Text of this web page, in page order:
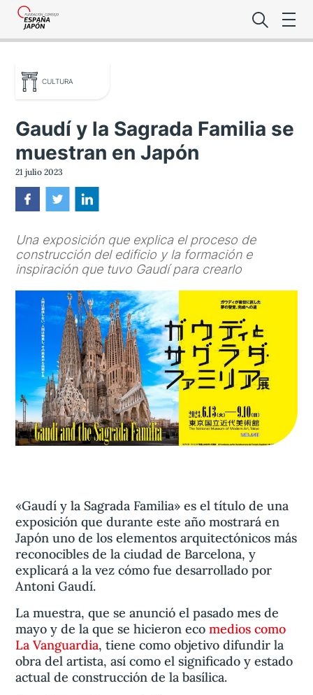
Lo último de la
Premio de
Noticias
Aviso legal
de privacidad
Contacta
CULTURA
Gaudí y la Sagrada Familia se
muestran en Japón
21 julio 2023
Una exposición que explica el proceso de
construcción del edificio y la formación e
inspiración que tuvo Gaudí para crearlo
«Gaudí y la Sagrada Familia» es el título de una
exposición que durante este año mostrará en
Japón uno de los elementos arquitectónicos más
reconocibles de la ciudad de Barcelona, y
explicará a la vez cómo fue desarrollado por
Antoni Gaudí.
La muestra, que se anunció el pasado mes de
mayo y de la que se hicieron ecomedios como
La Vanguardia, tiene como objetivo difundir la
obra del artista, así como el significado y estado
actual de construcción de la basílica.